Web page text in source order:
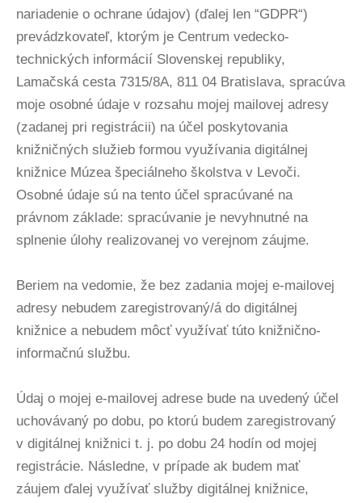
nariadenie o ochrane údajov) (ďalej len “GDPR“)
prevádzkovateľ, ktorým je Centrum vedecko-
technických informácií Slovenskej republiky,
Lamačská cesta 7315/8A, 811 04 Bratislava, spracúva
moje osobné údaje v rozsahu mojej mailovej adresy
(zadanej pri registrácii) na účel poskytovania
knižničných služieb formou využívania digitálnej
knižnice Múzea špeciálneho školstva v Levoči.
Osobné údaje sú na tento účel spracúvané na
právnom základe: spracúvanie je nevyhnutné na
splnenie úlohy realizovanej vo verejnom záujme.
Beriem na vedomie, že bez zadania mojej e-mailovej
adresy nebudem zaregistrovaný/á do digitálnej
knižnice a nebudem môcť využívať túto knižnično-
informačnú službu.
Údaj o mojej e-mailovej adrese bude na uvedený účel
uchovávaný po dobu, po ktorú budem zaregistrovaný
v digitálnej knižnici t. j. po dobu 24 hodín od mojej
registrácie. Následne, v prípade ak budem mať
záujem ďalej využívať služby digitálnej knižnice,